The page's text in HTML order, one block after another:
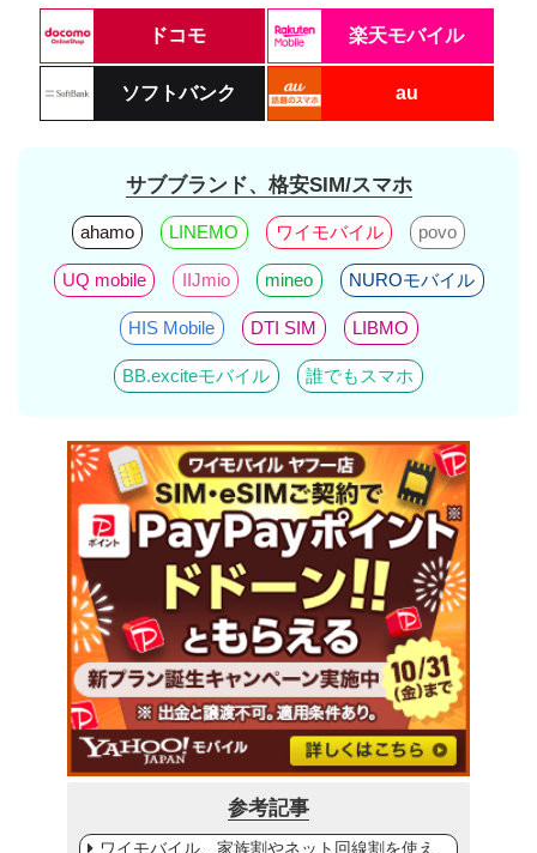
ドコモ 楽天モバイル
ソフトバンク au
サブブランド、格安SIM/スマホ
ahamo LINEMO ワイモバイル povo
UQ mobile IIJmio mineo NUROモバイル
HIS Mobile DTI SIM LIBMO
BB.exciteモバイル 誰でもスマホ
参考記事
ワイモバイル、家族割やネット回線割を使え